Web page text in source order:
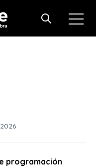
Open
Open search
programación